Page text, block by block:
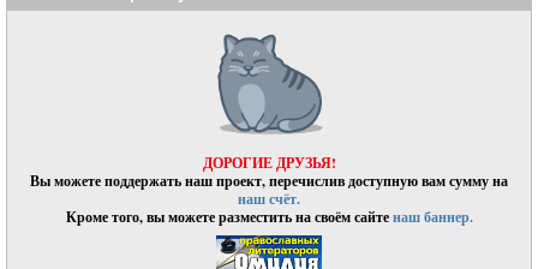
ДОРОГИЕ ДРУЗЬЯ!
Вы можете поддержать наш проект, перечислив доступную вам сумму на
наш счёт.
Кроме того, вы можете разместить на своём сайтенаш баннер.